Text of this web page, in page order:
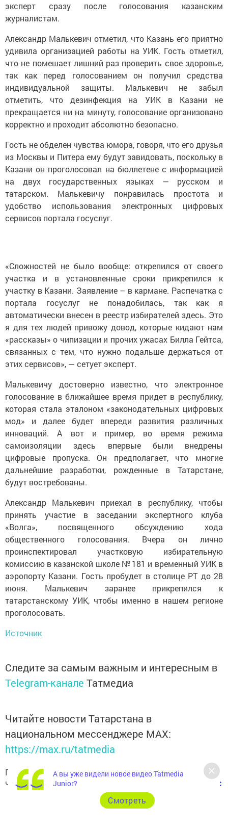
эксперт сразу после голосования казанским
журналистам.
Александр Малькевич отметил, что Казань его приятно
удивила организацией работы на УИК. Гость отметил,
что не помешает лишний раз проверить свое здоровье,
так как перед голосованием он получил средства
индивидуальной защиты. Малькевич не забыл
отметить, что дезинфекция на УИК в Казани не
прекращается ни на минуту, голосование организовано
корректно и проходит абсолютно безопасно.
Гость не обделен чувства юмора, говоря, что его друзья
из Москвы и Питера ему будут завидовать, поскольку в
Казани он проголосовал на бюллетене с информацией
на двух государственных языках — русском и
татарском. Малькевичу понравилась простота и
удобство использования электронных цифровых
сервисов портала госуслуг.
«Сложностей не было вообще: открепился от своего
участка и в установленные сроки прикрепился к
участку в Казани. Заявление – в кармане. Распечатка с
портала госуслуг не понадобилась, так как я
автоматически внесен в реестр избирателей здесь. Это
я для тех людей привожу довод, которые кидают нам
«рассказы» о чипизации и прочих ужасах Билла Гейтса,
связанных с тем, что нужно подальше держаться от
этих сервисов», — сетует эксперт.
Малькевичу достоверно известно, что электронное
голосование в ближайшее время придет в республику,
которая стала эталоном «законодательных цифровых
мод» и далее будет впереди развития различных
инноваций. А вот и пример, во время режима
самоизоляции здесь впервые были внедрены
цифровые пропуска. Он предполагает, что многие
дальнейшие разработки, рожденные в Татарстане,
будут востребованы.
Александр Малькевич приехал в республику, чтобы
принять участие в заседании экспертного клуба
«Волга», посвященного обсуждению хода
общественного голосования. Вчера он лично
проинспектировал участковую избирательную
комиссию в казанской школе № 181 и временный УИК в
аэропорту Казани. Гость пробудет в столице РТ до 28
июня. Малькевич заранее прикрепился к
татарстанскому УИК, чтобы именно в нашем регионе
проголосовать.
Источник
Следите за самым важным и интересным в
Telegram-канале Татмедиа
Читайте новости Татарстана в
национальном мессенджере MАХ:
https://max.ru/tatmedia
Подписывайтесь на нашTelegram-канал, а также
читайте насВконтакте Макс
А вы уже видели новое видео Tatmedia
Junior?
Cмотреть